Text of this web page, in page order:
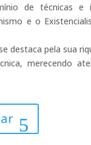
de técnicas e
e o
destaca pela sua
merecendo